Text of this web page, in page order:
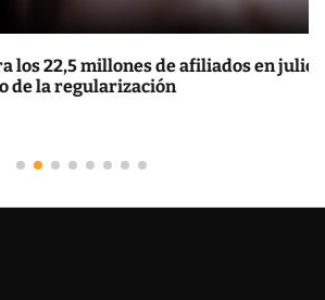
22,5 millones de afiliados en julio
la regularización